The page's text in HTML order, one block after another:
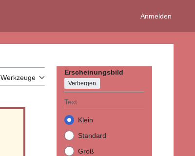
Anmelden
Werkzeuge
Erscheinungsbild
Verbergen
Text
Klein
Standard
Groß